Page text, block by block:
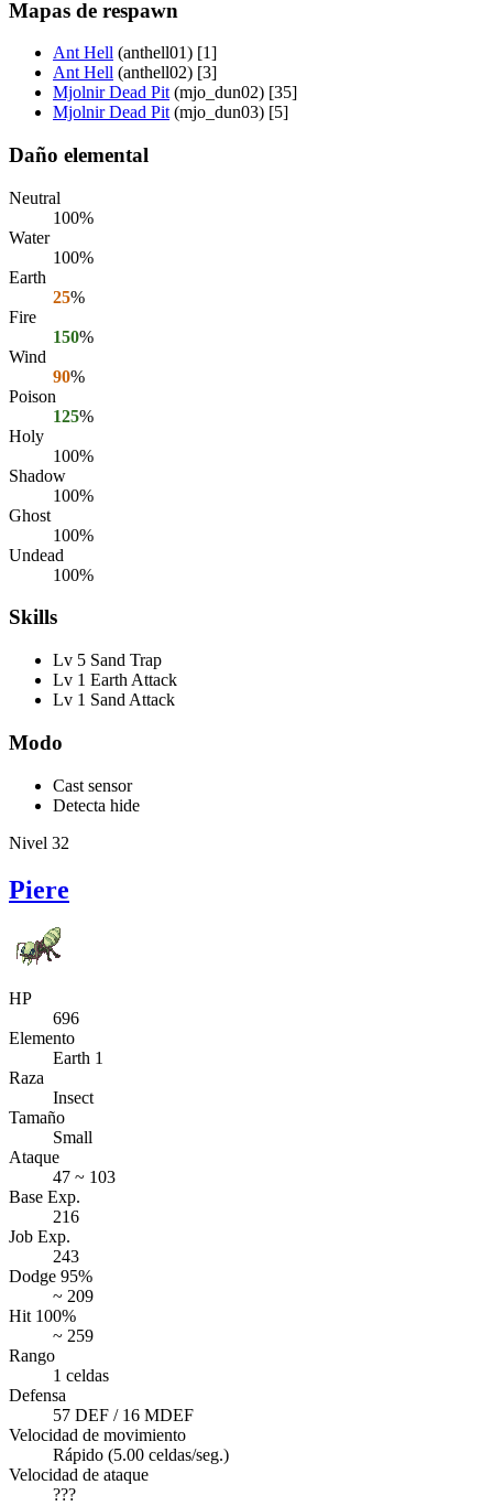
Mapas de respawn
Ant Hell (anthell01) [1]
Ant Hell (anthell02) [3]
Mjolnir Dead Pit (mjo_dun02) [35]
Mjolnir Dead Pit (mjo_dun03) [5]
Daño elemental
Neutral
100%
Water
100%
Earth
25%
Fire
150%
Wind
90%
Poison
125%
Holy
100%
Shadow
100%
Ghost
100%
Undead
100%
Skills
Lv 5 Sand Trap
Lv 1 Earth Attack
Lv 1 Sand Attack
Modo
Cast sensor
Detecta hide
Nivel 32
Piere
HP
696
Elemento
Earth 1
Raza
Insect
Tamaño
Small
Ataque
47 ~ 103
Base Exp.
216
Job Exp.
243
Dodge 95%
~ 209
Hit 100%
~ 259
Rango
1 celdas
Defensa
57 DEF / 16 MDEF
Velocidad de movimiento
Rápido (5.00 celdas/seg.)
Velocidad de ataque
???